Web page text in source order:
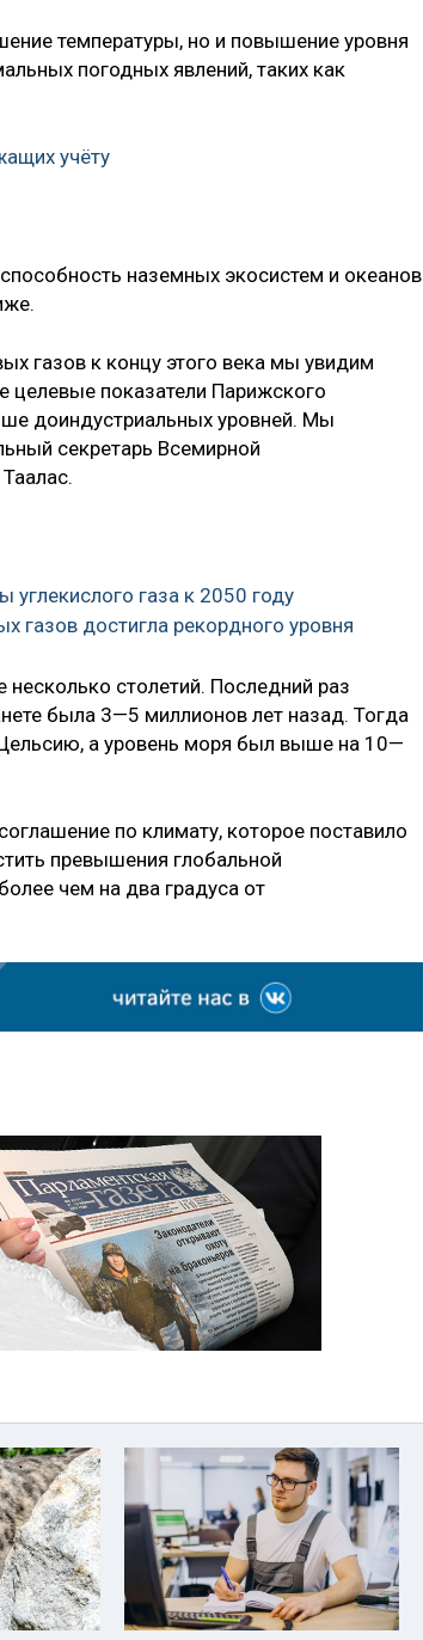
температуры, но и повышение уровня
погодных явлений, таких как
учёту
наземных экосистем и океанов
газов к концу этого века мы увидим
показатели Парижского
доиндустриальных уровней. Мы
секретарь Всемирной
газа к 2050 году
газов достигла рекордного уровня
столетий. Последний раз
была 3—5 миллионов лет назад. Тогда
а уровень моря был выше на 10—
по климату, которое поставило
превышения глобальной
чем на два градуса от